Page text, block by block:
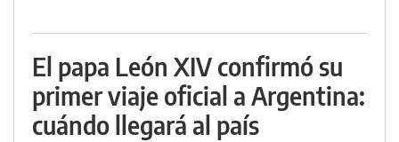
El papa León XIV confirmó su
primer viaje oficial a Argentina:
cuándo llegará al país